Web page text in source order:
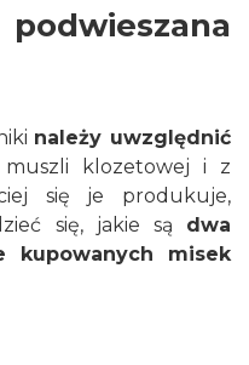
należy uwzględnić
muszli klozetowej i z
się je produkuje,
się, jakie są dwa
kupowanych misek